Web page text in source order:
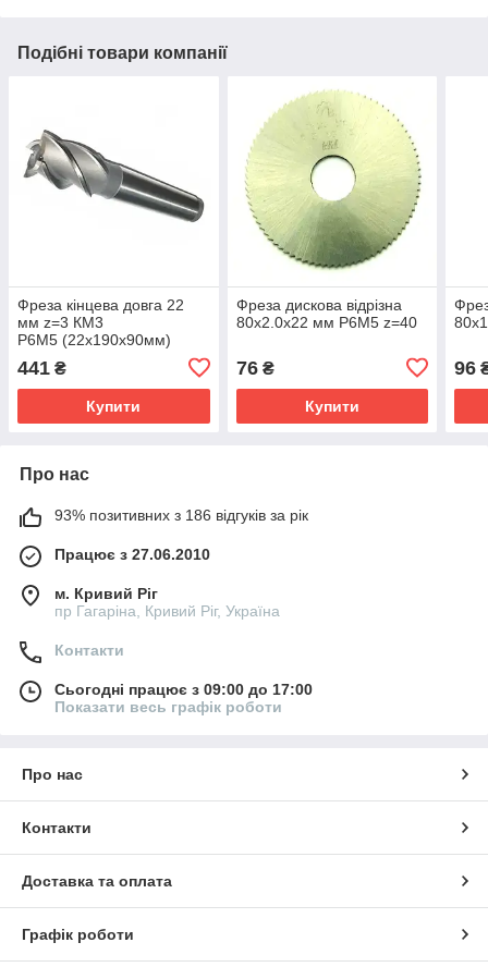
Подібні товари компанії
Фреза кінцева довга 22
мм z=3 КМ3
Р6М5 (22х190х90мм)
441 ₴
Купити
Фреза дискова відрізна
80х2.0x22 мм Р6М5 z=40
76₴
Купити
96
Про нас
93% позитивних з 186 відгуків за рік
Працює з 27.06.2010
м. Кривий Ріг
пр Гагаріна, Кривий Ріг, Україна
Контакти
Сьогодні працює з 09:00 до 17:00
Показати весь графік роботи
Про нас
Контакти
Доставка та оплата
Графік роботи